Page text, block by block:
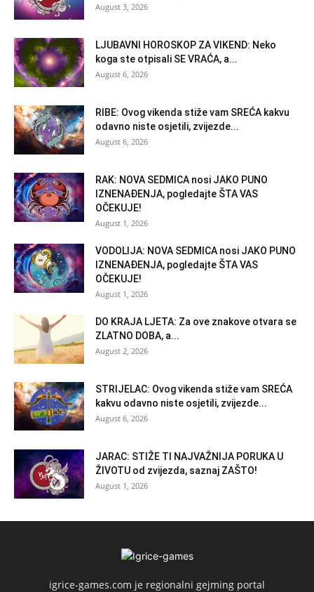
August 3, 2026
LJUBAVNI HOROSKOP ZA VIKEND: Neko
koga ste otpisali SE VRAĆA, a...
August 6, 2026
RIBE: Ovog vikenda stiže vam SREĆA kakvu
odavno niste osjetili, zvijezde...
August 6, 2026
RAK: NOVA SEDMICA nosi JAKO PUNO
IZNENAĐENJA, pogledajte ŠTA VAS
OČEKUJE!
August 1, 2026
VODOLIJA: NOVA SEDMICA nosi JAKO PUNO
IZNENAĐENJA, pogledajte ŠTA VAS
OČEKUJE!
August 1, 2026
DO KRAJA LJETA: Za ove znakove otvara se
ZLATNO DOBA, a...
August 2, 2026
STRIJELAC: Ovog vikenda stiže vam SREĆA
kakvu odavno niste osjetili, zvijezde...
August 6, 2026
JARAC: STIŽE TI NAJVAŽNIJA PORUKA U
ŽIVOTU od zvijezda, saznaj ZAŠTO!
August 1, 2026
igrice-games.com je regionalni gejming portal